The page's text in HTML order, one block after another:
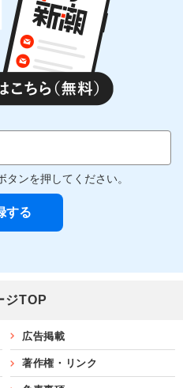
ンを押してください。
ジTOP
広告掲載
著作権・リンク